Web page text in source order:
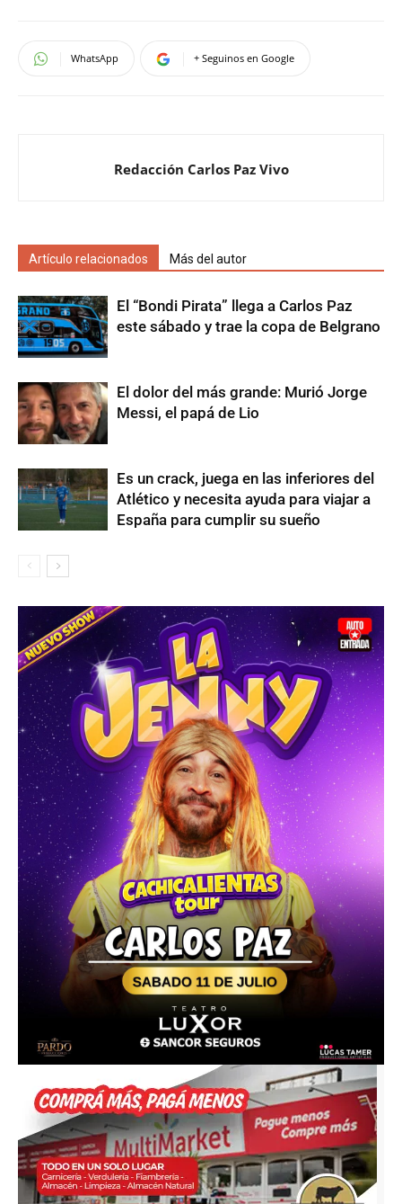
WhatsApp + Seguinos en Google
Redacción Carlos Paz Vivo
Artículo relacionados Más del autor
El “Bondi Pirata” llega a Carlos Paz
este sábado y trae la copa de Belgrano
El dolor del más grande: Murió Jorge
Messi, el papá de Lio
Es un crack, juega en las inferiores del
Atlético y necesita ayuda para viajar a
España para cumplir su sueño